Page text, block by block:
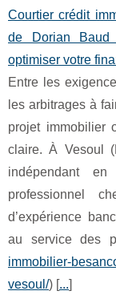
Courtier crédit
de Dorian Baud
optimiser votre
Entre les
les arbitrages à
projet immobilier
claire. À Vesoul
indépendant
professionnel
d’expérience
au service des
immobilier-
vesoul/) [...]